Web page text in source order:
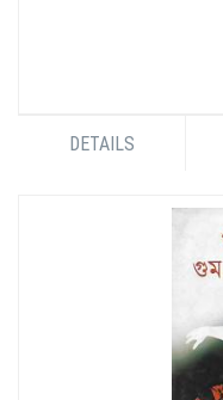
DETAILS